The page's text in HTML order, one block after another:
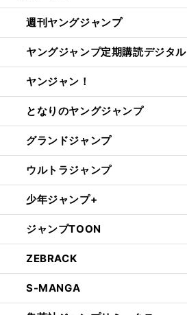
週刊ヤングジャンプ
ヤングジャンプ定期購読デジタル
ヤンジャン！
となりのヤングジャンプ
グランドジャンプ
ウルトラジャンプ
少年ジャンプ+
ジャンプTOON
ZEBRACK
S-MANGA